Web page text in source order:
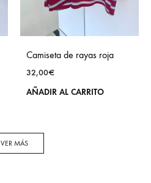
Camiseta de rayas roja
32,00€
AÑADIR AL CARRITO
VER MÁS